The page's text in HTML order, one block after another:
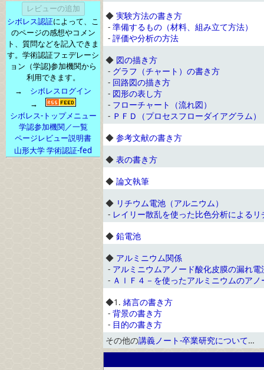
シボレス認証によって、こ
のページの感想やコメン
ト、質問などを記入できま
す。学術認証フェデレーシ
ョン（学認)参加機関から
利用できます。
→ シボレスログイン
→
シボレス-トップメニュー
学認参加機関／一覧
ページレビュー説明書
山形大学 学術認証-fed
◆ 実験方法の書き方
- 準備するもの（材料、組み立て方法）
- 評価や分析の方法
◆ 図の描き方
- グラフ（チャート）の書き方
- 回路図の描き方
- 図形の表し方
- フローチャート（流れ図）
- ＰＦＤ（プロセスフローダイアグラム）
◆ 参考文献の書き方
◆ 表の書き方
◆ 論文執筆
◆ リチウム電池（アルニウム）
- レイリー散乱を使った比色分析による
◆ 鉛電池
◆ アルミニウム関係
- アルミニウムアノード酸化皮膜の漏れ電
- ＡｌＦ４－を使ったアルミニウムのアノ
◆1. 緒言の書き方
- 背景の書き方
- 目的の書き方
その他の講義ノート-卒業研究について…